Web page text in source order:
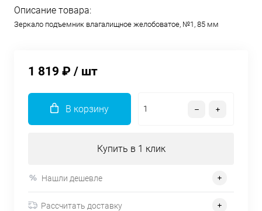
Описание товара:
Зеркало подъемник влагалищное желобоватое, №1, 85 мм
1 819 ₽ / шт
В корзину
Купить в 1 клик
Нашли дешевле
Рассчитать доставку